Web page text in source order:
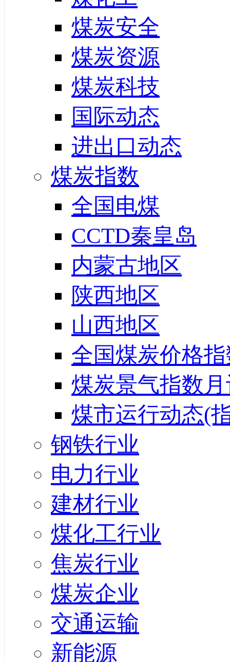
煤炭安全
煤炭资源
煤炭科技
国际动态
进出口动态
煤炭指数
全国电煤
CCTD秦皇岛
内蒙古地区
陕西地区
山西地区
全国煤炭价格
煤炭景气指数
煤市运行动态(
钢铁行业
电力行业
建材行业
煤化工行业
焦炭行业
煤炭企业
交通运输
新能源